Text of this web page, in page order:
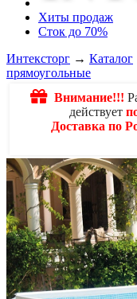
Хиты продаж
Сток до 70%
Интексторг → Каталог
прямоугольные
Внимание!!!
действует
Доставка по